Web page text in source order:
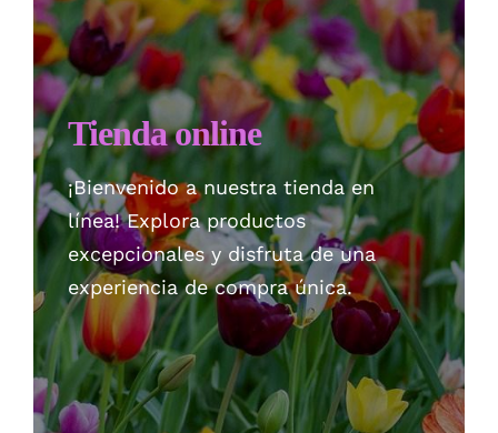
Politica de privacidad
Tienda online
¡Bienvenido a nuestra tienda en
línea! Explora productos
excepcionales y disfruta de una
experiencia de compra única.